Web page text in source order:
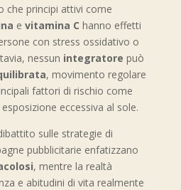
che principi attivi come
e vitamina C hanno effetti
con stress ossidativo o
nessun integratore può
, movimento regolare
fattori di rischio come
eccessiva al sole.
sulle strategie di
pubblicitarie enfatizzano
, mentre la realtà
e abitudini di vita realmente